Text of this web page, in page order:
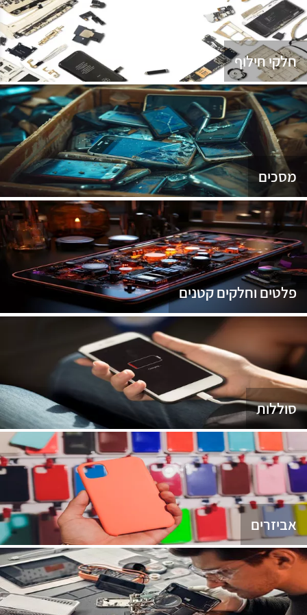
חלקי חילוף
מסכים
פלטים וחלקים קטנים
סוללות
אביזרים